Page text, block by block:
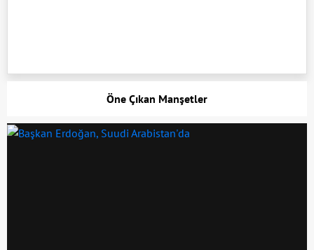
Öne Çıkan Manşetler